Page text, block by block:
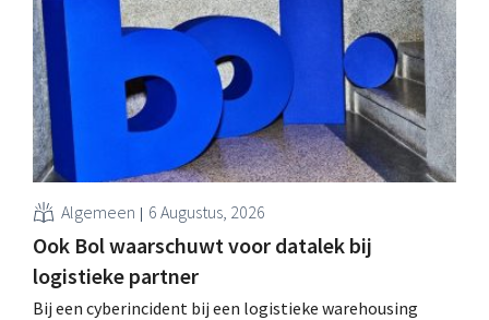
phishing.
Algemeen 6 Augustus, 2026
Ook Bol waarschuwt voor datalek bij
logistieke partner
Bij een cyberincident bij een logistieke warehousing